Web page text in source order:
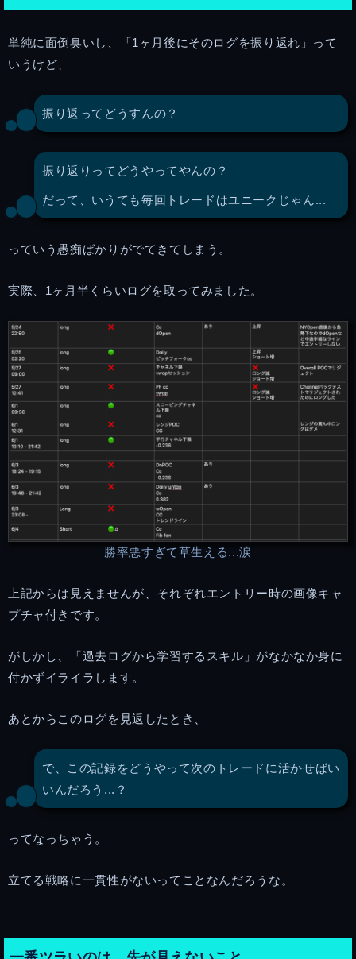
単純に面倒臭いし、「1ヶ月後にそのログを振り返れ」って
いうけど、
振り返ってどうすんの？
振り返りってどうやってやんの？
だって、いうても毎回トレードはユニークじゃん...
っていう愚痴ばかりがでてきてしまう。
実際、1ヶ月半くらいログを取ってみました。
勝率悪すぎて草生える...涙
上記からは見えませんが、それぞれエントリー時の画像キャ
プチャ付きです。
がしかし、「過去ログから学習するスキル」がなかなか身に
付かずイライラします。
あとからこのログを見返したとき、
で、この記録をどうやって次のトレードに活かせばい
いんだろう...？
ってなっちゃう。
立てる戦略に一貫性がないってことなんだろうな。